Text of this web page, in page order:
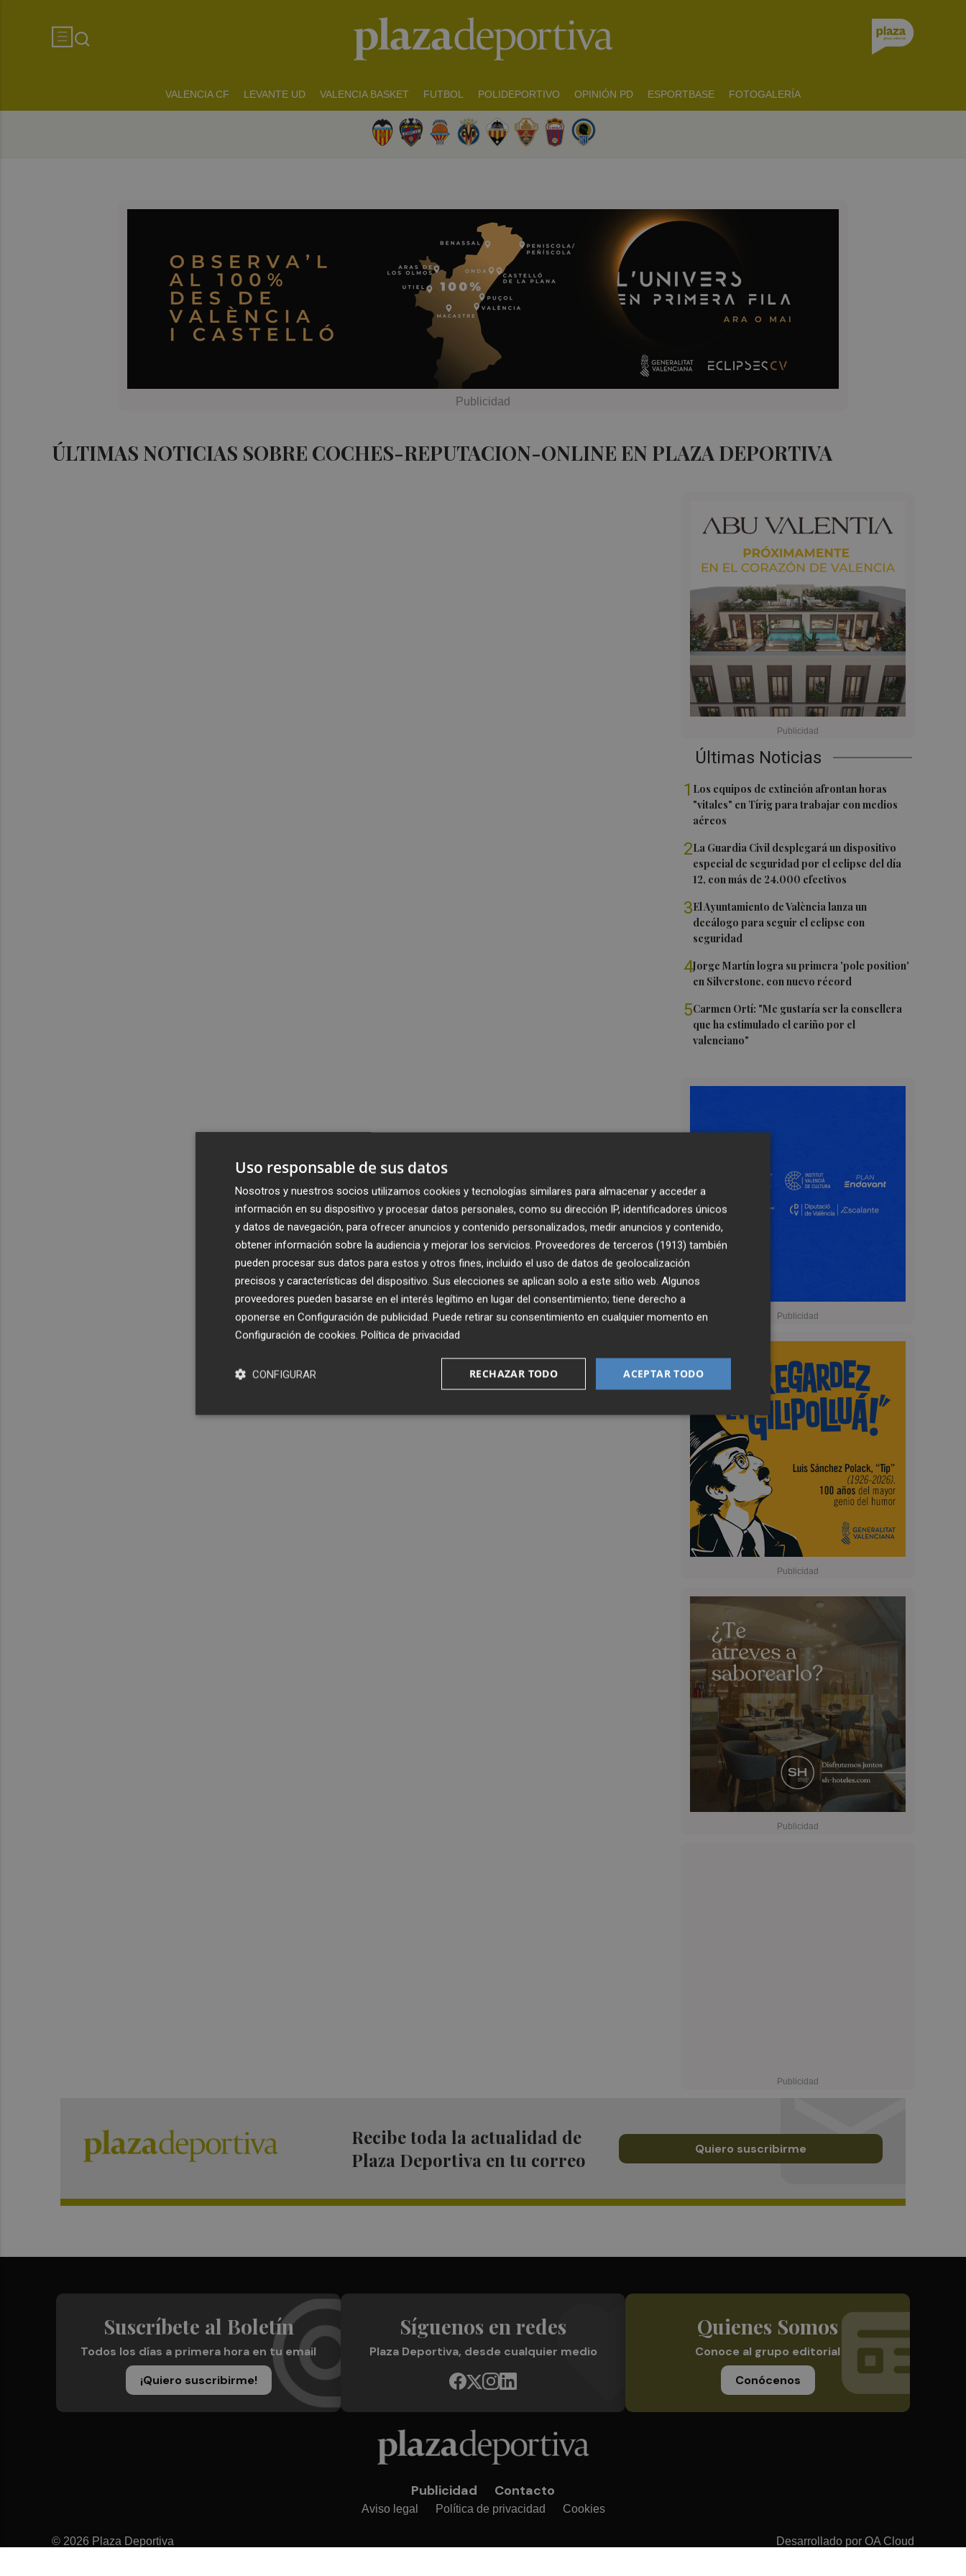
VALENCIA CF LEVANTE UD VALENCIA BASKET FUTBOL POLIDEPORTIVO OPINIÓN PD ESPORTBASE FOTOGALERÍA
ÚLTIMAS NOTICIAS SOBRE COCHES-REPUTACION-ONLINE EN PLAZA DEPORTIVA
Últimas Noticias
1 Los equipos de extinción afrontan horas
"vitales" en Tírig para trabajar con medios
aéreos
2La Guardia Civil desplegará un dispositivo
especial de seguridad por el eclipse del día
12, con más de 24.000 efectivos
3El Ayuntamiento de València lanza un
decálogo para seguir el eclipse con
seguridad
4Jorge Martín logra su primera 'pole position'
en Silverstone, con nuevo récord
5Carmen Ortí: "Me gustaría ser la consellera
que ha estimulado el cariño por el
valenciano"
Recibe toda la actualidad de
Plaza Deportiva en tu correo
Quiero suscribirme
Suscríbete al Boletín
Todos los días a primera hora en tu email
¡Quiero suscribirme!
Síguenos en redes
Plaza Deportiva, desde cualquier medio
Quienes Somos
Conoce al grupo editorial
Conócenos
Publicidad Contacto
Aviso legal Política de privacidad Cookies
© 2026 Plaza Deportiva Desarrollado por OA Cloud
Uso responsable de sus datos
Nosotros y nuestros socios utilizamos cookies y tecnologías similares para almacenar y acceder a
información en su dispositivo y procesar datos personales, como su dirección IP, identificadores únicos
y datos de navegación, para ofrecer anuncios y contenido personalizados, medir anuncios y contenido,
obtener información sobre la audiencia y mejorar los servicios. Proveedores de terceros (1913) también
pueden procesar sus datos para estos y otros fines, incluido el uso de datos de geolocalización
precisos y características del dispositivo. Sus elecciones se aplican solo a este sitio web. Algunos
proveedores pueden basarse en el interés legítimo en lugar del consentimiento; tiene derecho a
oponerse en Configuración de publicidad. Puede retirar su consentimiento en cualquier momento en
Configuración de cookies. Política de privacidad
ACEPTAR TODO
RECHAZAR TODO
CONFIGURAR